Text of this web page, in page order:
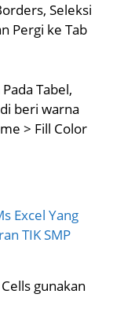
Seleksi
Pergi ke Tab
Tabel,
beri warna
> Fill Color
Excel Yang
TIK SMP
gunakan